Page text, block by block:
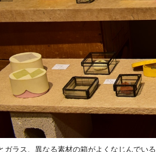
ガラス、異なる素材の箱がよくなじんでいる